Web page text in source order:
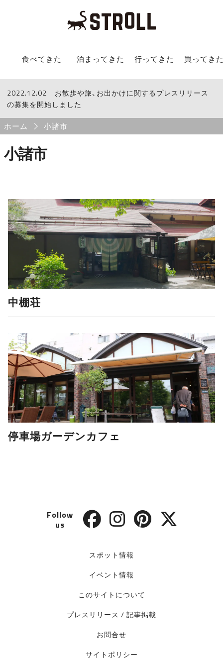
STROLL Menu
食べてきた 泊まってきた 行ってきた 買ってき
STROLLからのお知らせ
2022.12.02
お散歩や旅、お出かけに関するプレスリリース
の募集を開始しました
Breadcrumb
ホーム 小諸市
小諸市
中棚荘
停車場ガーデンカフェ
Follow
us
スポット情報
イベント情報
このサイトについて
プレスリリース / 記事掲載
お問合せ
サイトポリシー